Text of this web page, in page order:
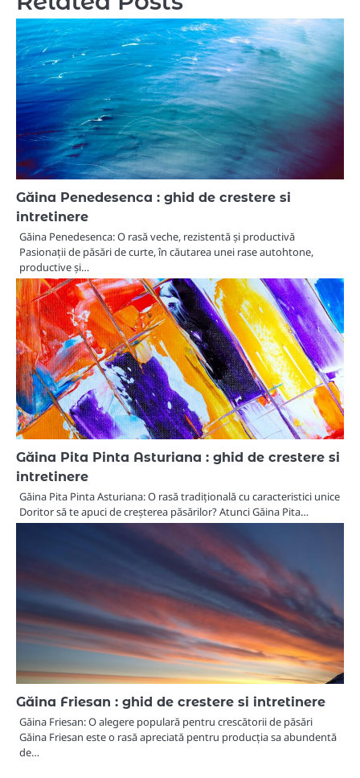
Găina Penedesenca : ghid de crestere si
intretinere
Găina Penedesenca: O rasă veche, rezistentă și productivă
Pasionații de păsări de curte, în căutarea unei rase autohtone,
productive și…
Găina Pita Pinta Asturiana : ghid de crestere si
intretinere
Găina Pita Pinta Asturiana: O rasă tradițională cu caracteristici unice
Doritor să te apuci de creșterea păsărilor? Atunci Găina Pita…
Găina Friesan : ghid de crestere si intretinere
Găina Friesan: O alegere populară pentru crescătorii de păsări
Găina Friesan este o rasă apreciată pentru producția sa abundentă
de…